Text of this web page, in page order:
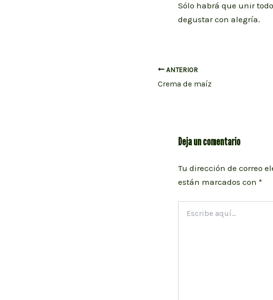
Sólo habrá que unir
degustar con alegría.
Navegación
de
ANTERIOR
Crema de maíz
Deja un comentario
Tu dirección de correo
están marcados con *
aquí...